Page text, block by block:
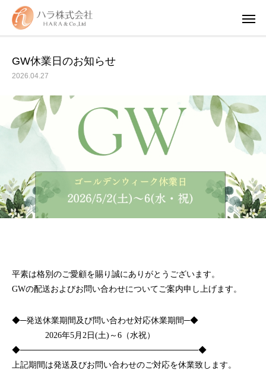
ハラグループオリジナルブランド
驚きや喜びの声、それを耳にした私たちの感動を
「ウアオ！」という感嘆の言葉に込めてネーミングしました。
GW休業日のお知らせ
2026.04.27
平素は格別のご愛顧を賜り誠にありがとうございます。
GWの配送およびお問い合わせについてご案内申し上げます。
◆─発送休業期間及び問い合わせ対応休業期間─◆
2026年5月2日(土)～6（水祝）
◆──────────────────────────────◆
上記期間は発送及びお問い合わせのご対応を休業致します。